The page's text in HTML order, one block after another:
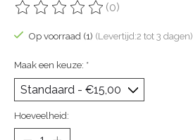
De beoordeling van dit product is
(0)
Op voorraad (1) (Levertijd:2 tot 3 dagen)
Maak een keuze: *
Hoeveelheid: